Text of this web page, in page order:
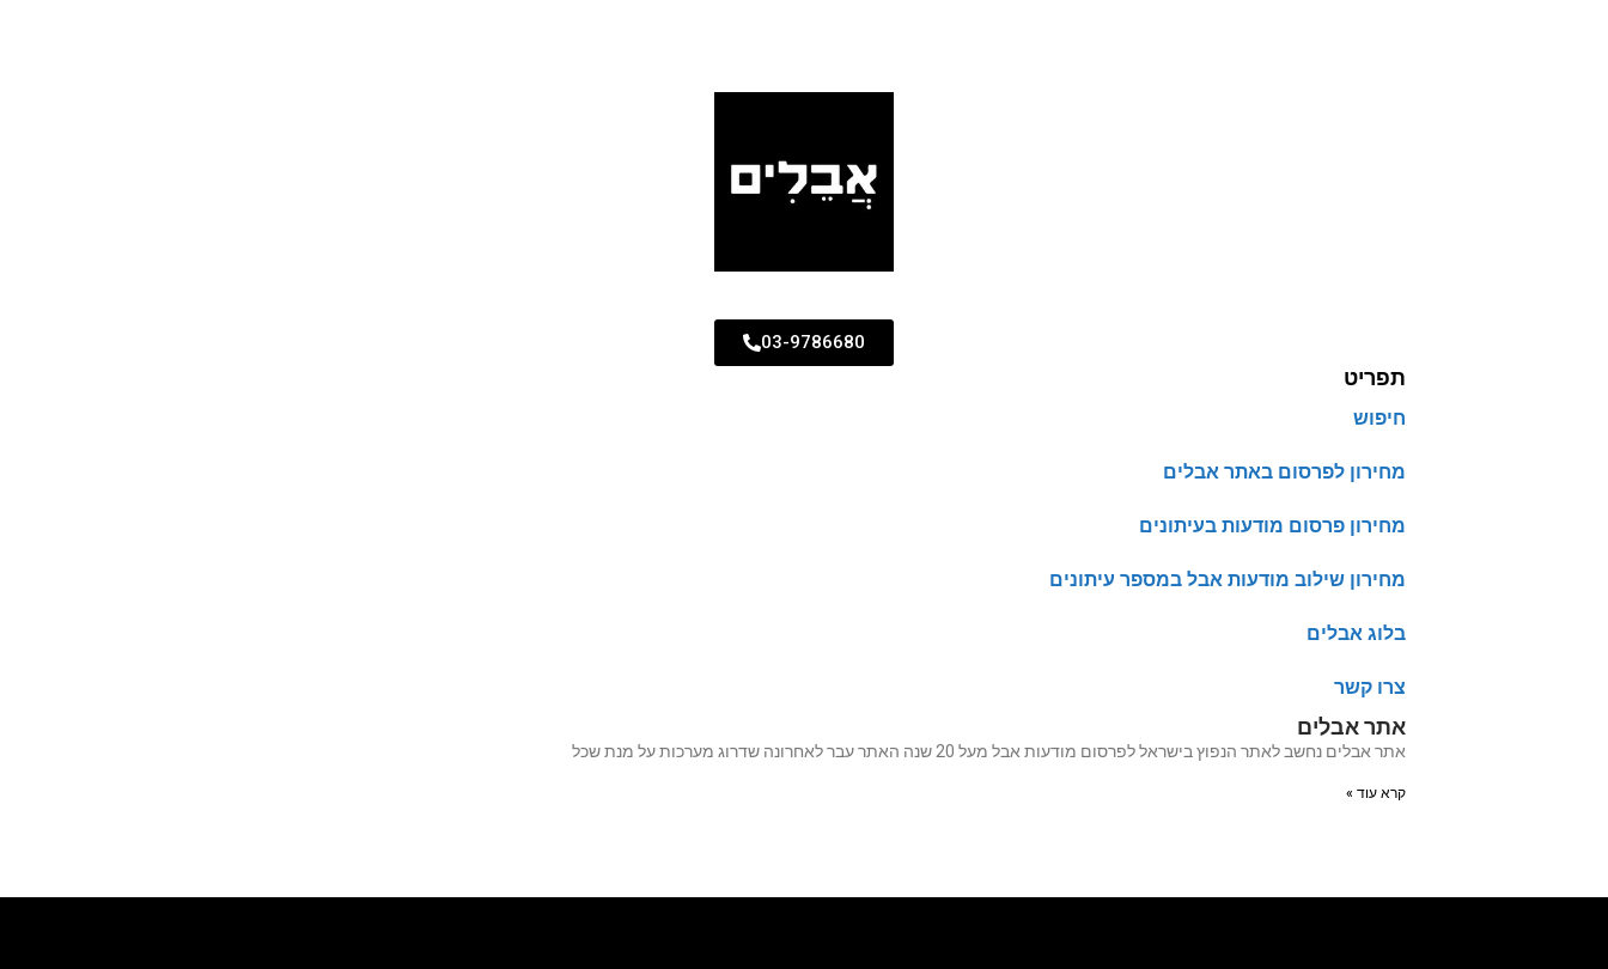
03-9786680
תפריט
חיפוש
מחירון לפרסום באתר אבלים
מחירון פרסום מודעות בעיתונים
מחירון שילוב מודעות אבל במספר עיתונים
בלוג אבלים
צרו קשר
אתר אבלים
אתר אבלים נחשב לאתר הנפוץ בישראל לפרסום מודעות אבל מעל 20 שנה האתר עבר לאחרונה שדרוג מערכות על מנת שכל
קרא עוד »